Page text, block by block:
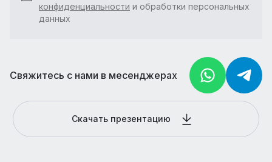
конфиденциальности и обработки персональных
данных
Свяжитесь с нами в месенджерах
Скачать презентацию